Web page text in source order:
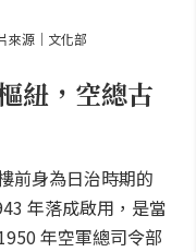
來源｜文化部
紐，空總古
前身為日治時期的
年落成啟用，是當
年空軍總司令部